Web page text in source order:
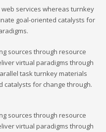
services whereas turnkey
goal-oriented catalysts for
sources through resource
virtual paradigms through
task turnkey materials
for change through.
sources through resource
virtual paradigms through